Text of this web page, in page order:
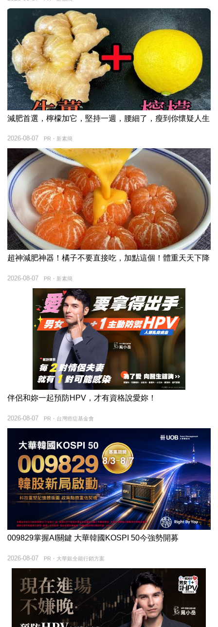
減肥首選，檸檬加它，堅持一週，腰細了，瘦到你懷疑人生
PR・新素簡
2026-08-07
超神減肥神器！橘子不要直接吃，加點這個！體重天天下降
PR・新素簡
2026-08-07
伴侶和妳一起預防HPV，才有資格說愛妳！
PR・台灣癌症基金會
2026-08-07
009829掌握AI關鍵 大華韓國KOSPI 50今強勢開募
PR・大華銀全能行銷方案
2026-08-07